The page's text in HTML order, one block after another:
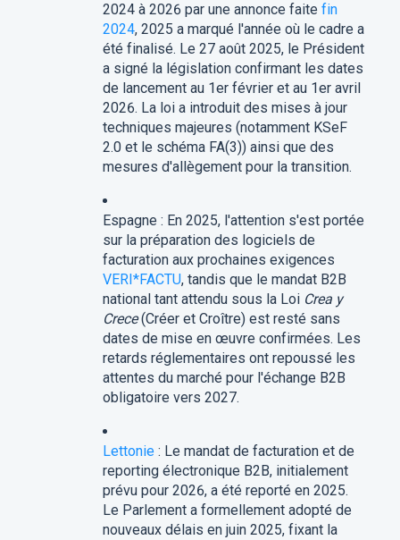
2024 à 2026 par une annonce faite fin
2024, 2025 a marqué l'année où le cadre a
été finalisé. Le 27 août 2025, le Président
a signé la législation confirmant les dates
de lancement au 1er février et au 1er avril
2026. La loi a introduit des mises à jour
techniques majeures (notamment KSeF
2.0 et le schéma FA(3)) ainsi que des
mesures d'allègement pour la transition.
Espagne : En 2025, l'attention s'est portée
sur la préparation des logiciels de
facturation aux prochaines exigences
VERI*FACTU, tandis que le mandat B2B
national tant attendu sous la Loi Crea y
Crece(Créer et Croître) est resté sans
dates de mise en œuvre confirmées. Les
retards réglementaires ont repoussé les
attentes du marché pour l'échange B2B
obligatoire vers 2027.
Lettonie: Le mandat de facturation et de
reporting électronique B2B, initialement
prévu pour 2026, a été reporté en 2025.
Le Parlement a formellement adopté de
nouveaux délais en juin 2025, fixant la